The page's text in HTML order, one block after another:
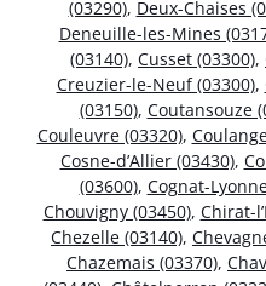
(03290), Deux-Chaises
Deneuille-les-Mines
(03140), Cusset (03300),
Creuzier-le-Neuf (03300),
(03150), Coutansouze
Couleuvre (03320),
Cosne-d’Allier (03430),
(03600), Cognat-
Chouvigny (03450), Chirat-
Chezelle (03140),
Chazemais (03370),